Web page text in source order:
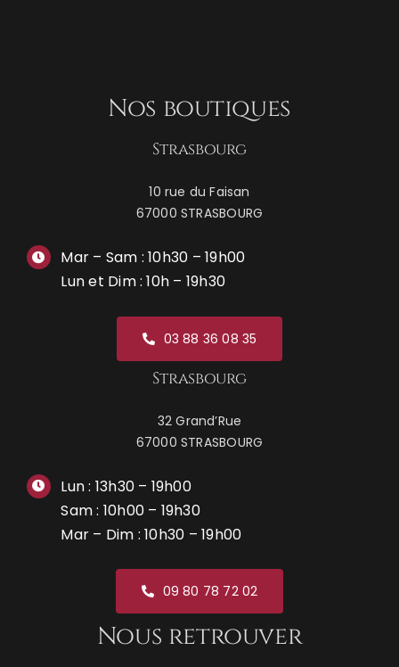
Nos boutiques
Strasbourg
10 rue du Faisan
67000 STRASBOURG
Mar – Sam : 10h30 – 19h00
Lun et Dim : 10h – 19h30
03 88 36 08 35
Strasbourg
32 Grand’Rue
67000 STRASBOURG
Lun : 13h30 – 19h00
Sam : 10h00 – 19h30
Mar – Dim : 10h30 – 19h00
09 80 78 72 02
Nous retrouver